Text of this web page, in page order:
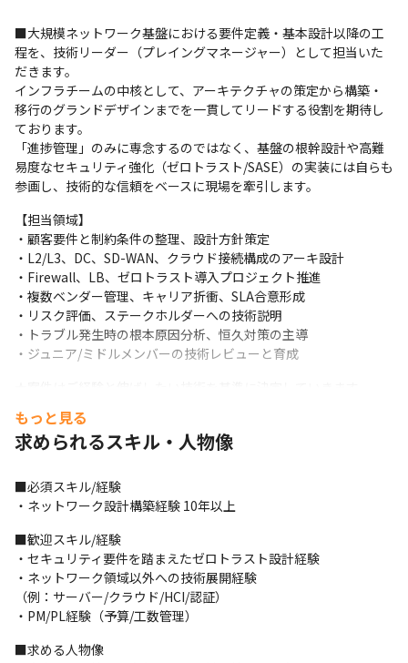
■大規模ネットワーク基盤における要件定義・基本設計以降の工
程を、技術リーダー（プレイングマネージャー）として担当いた
だきます。
インフラチームの中核として、アーキテクチャの策定から構築・
移行のグランドデザインまでを一貫してリードする役割を期待し
ております。
「進捗管理」のみに専念するのではなく、基盤の根幹設計や高難
易度なセキュリティ強化（ゼロトラスト/SASE）の実装には自らも
参画し、技術的な信頼をベースに現場を牽引します。
【担当領域】
・顧客要件と制約条件の整理、設計方針策定
・L2/L3、DC、SD-WAN、クラウド接続構成のアーキ設計
・Firewall、LB、ゼロトラスト導入プロジェクト推進
・複数ベンダー管理、キャリア折衝、SLA合意形成
・リスク評価、ステークホルダーへの技術説明
・トラブル発生時の根本原因分析、恒久対策の主導
・ジュニア/ミドルメンバーの技術レビューと育成
【プロジェクト例】
・EVPN/VXLANを用いたDCネットワーク刷新
・SD-WAN展開、クラウド接続最適化
・基幹システム更改に伴う多拠点NW再設計
・障害常習環境の根本的再構築（可用性改善）
【育成と評価の仕組み】
・キャリアアドバイザー、営業による定期的なキャリア面談も実
施
・資格取得支援制度…受験費用負担、祝い金あり
・案件単価だけでなく、スキルも評価。
そのため、スキルアップが直接報酬に結びつくやりがいがあり
もっと見る
求められるスキル・人物像
■必須スキル/経験
・ネットワーク設計構築経験 10年以上
■歓迎スキル/経験
・セキュリティ要件を踏まえたゼロトラスト設計経験
・ネットワーク領域以外への技術展開経験
（例：サーバー/クラウド/HCI/認証）
・PM/PL経験（予算/工数管理）
■求める人物像